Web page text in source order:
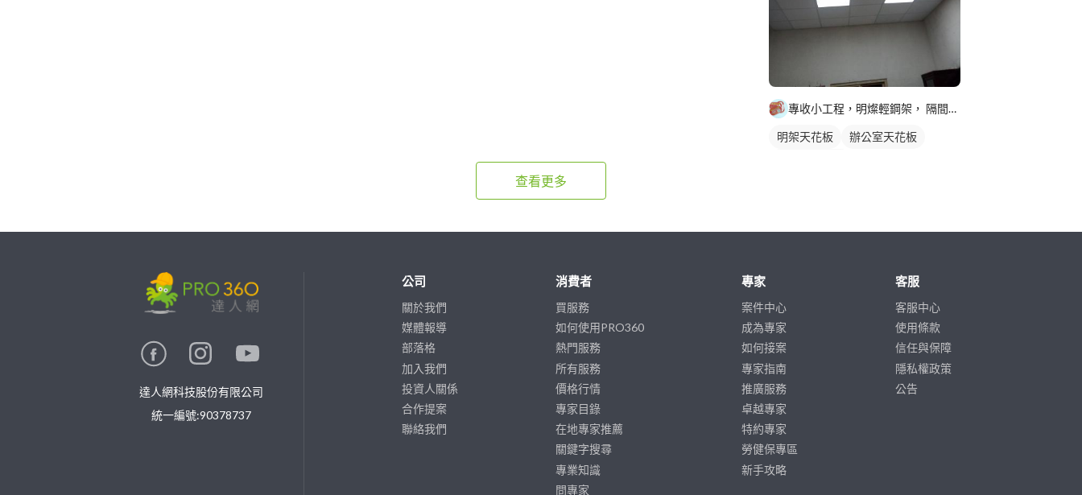
專收小工程，明燦輕鋼架， 隔間，天花板，維修，開孔，專作小坪
明架天花板
辦公室天花板
查看更多
達人網科技股份有限公司
統一編號:90378737
公司
關於我們
媒體報導
部落格
加入我們
投資人關係
合作提案
聯絡我們
消費者
買服務
如何使用PRO360
熱門服務
所有服務
價格行情
專家目錄
在地專家推薦
關鍵字搜尋
專業知識
問專家
專家
案件中心
成為專家
如何接案
專家指南
推廣服務
卓越專家
特約專家
勞健保專區
新手攻略
客服
客服中心
使用條款
信任與保障
隱私權政策
公告